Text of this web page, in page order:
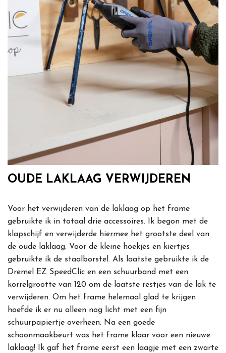
OUDE LAKLAAG VERWIJDEREN
Voor het verwijderen van de laklaag op het frame
gebruikte ik in totaal drie accessoires. Ik begon met de
klapschijf en verwijderde hiermee het grootste deel van
de oude laklaag. Voor de kleine hoekjes en kiertjes
gebruikte ik de staalborstel. Als laatste gebruikte ik de
Dremel EZ SpeedClic en een schuurband met een
korrelgrootte van 120 om de laatste restjes van de lak te
verwijderen. Om het frame helemaal glad te krijgen
hoefde ik er nu alleen nog licht met een fijn
schuurpapiertje overheen. Na een goede
schoonmaakbeurt was het frame klaar voor een nieuwe
laklaag! Ik gaf het frame eerst een laagje met een zwarte